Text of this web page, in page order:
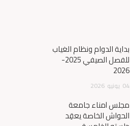
بداية الدوام ونظام الغياب
للفصل الصيفي 2025-
2026
04 يونيو 2026
مجلس أمناء جامعة
الحواش الخاصة يعقِد